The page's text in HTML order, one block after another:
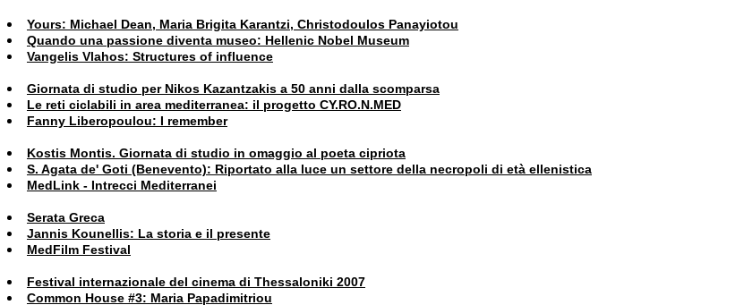
Yours: Michael Dean, Maria Brigita Karantzi, Christodoulos Panayiotou
Quando una passione diventa museo: Hellenic Nobel Museum
Vangelis Vlahos: Structures of influence
Giornata di studio per Nikos Kazantzakis a 50 anni dalla scomparsa
Le reti ciclabili in area mediterranea: il progetto CY.RO.N.MED
Fanny Liberopoulou: I remember
Kostis Montis. Giornata di studio in omaggio al poeta cipriota
S. Agata de' Goti (Benevento): Riportato alla luce un settore della necropoli di età ellenistica
MedLink - Intrecci Mediterranei
Serata Greca
Jannis Kounellis: La storia e il presente
MedFilm Festival
Festival internazionale del cinema di Thessaloniki 2007
Common House #3: Maria Papadimitriou